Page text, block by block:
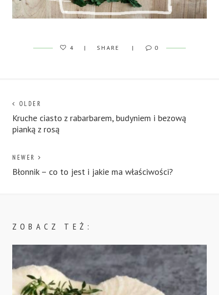
4 SHARE 0
Nawigacja
wpisu
OLDER
post:
Kruche ciasto z rabarbarem, budyniem i bezową
pianką z rosą
NEWER
post:
Błonnik – co to jest i jakie ma właściwości?
ZOBACZ TEŻ: